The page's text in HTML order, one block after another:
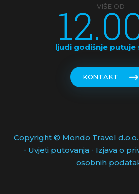
VIŠE OD
ljudi godišnje putuje
KONTAKT
Copyright © Mondo Travel
- Uvjeti putovanja- Izjava o
osobnih